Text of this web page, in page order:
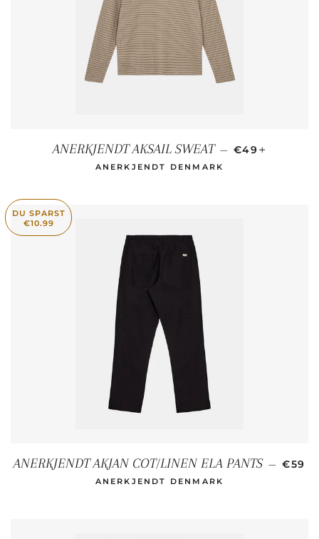
ANERKJENDT AKSAIL SWEAT — SONDERPREIS
€49
ANERKJENDT DENMARK
DU SPARST
€10.99
ANERKJENDT AKJAN COT/LINEN ELA PANTS — €59
ANERKJENDT DENMARK